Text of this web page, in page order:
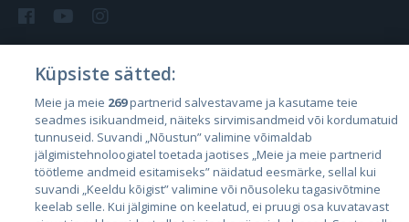
Страны
Эстония
Латвия
Литва
Küpsiste sätted:
Meie ja meie 269partnerid salvestavame ja kasutame teie
seadmes isikuandmeid, näiteks sirvimisandmeid või kordumatuid
tunnuseid. Suvandi „Nõustun” valimine võimaldab
jälgimistehnoloogiatel toetada jaotises „Meie ja meie partnerid
töötleme andmeid esitamiseks” näidatud eesmärke, sellal kui
suvandi „Keeldu kõigist” valimine või nõusoleku tagasivõtmine
keelab selle. Kui jälgimine on keelatud, ei pruugi osa kuvatavast